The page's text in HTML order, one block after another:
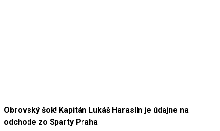
Obrovský šok! Kapitán Lukáš Haraslín je údajne na
odchode zo Sparty Praha